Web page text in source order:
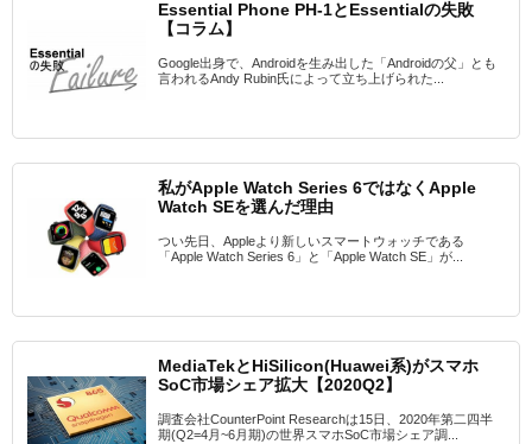
Essential Phone PH-1とEssentialの失敗
【コラム】
Google出身で、Androidを生み出した「Androidの父」とも
言われるAndy Rubin氏によって立ち上げられた...
私がApple Watch Series 6ではなくApple
Watch SEを選んだ理由
つい先日、Appleより新しいスマートウォッチである
「Apple Watch Series 6」と「Apple Watch SE」が...
MediaTekとHiSilicon(Huawei系)がスマホ
SoC市場シェア拡大【2020Q2】
調査会社CounterPoint Researchは15日、2020年第二四半
期(Q2=4月~6月期)の世界スマホSoC市場シェア調...